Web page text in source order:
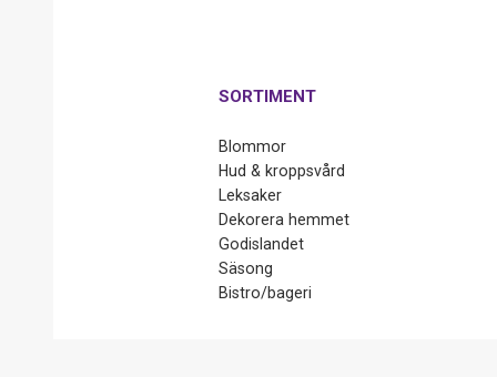
SORTIMENT
Blommor
Hud & kroppsvård
Leksaker
Dekorera hemmet
Godislandet
Säsong
Bistro/bageri